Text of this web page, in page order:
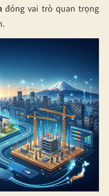
đóng vai trò quan trọng